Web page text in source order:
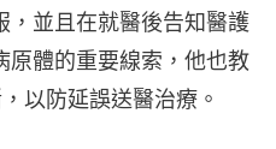
，並且在就醫後告知醫護
原體的重要線索，他也教
以防延誤送醫治療。